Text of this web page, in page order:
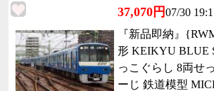
37,070円07/30
『新品即納』
形 KEIKYU BLUE
っこぐらし 8両せ
ーじ 鉄道模型